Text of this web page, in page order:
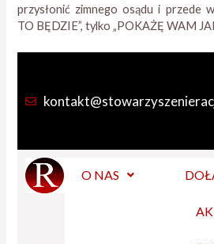
przysłonić zimnego osądu i przede
TO BĘDZIE”, tylko „POKAŻĘ WAM